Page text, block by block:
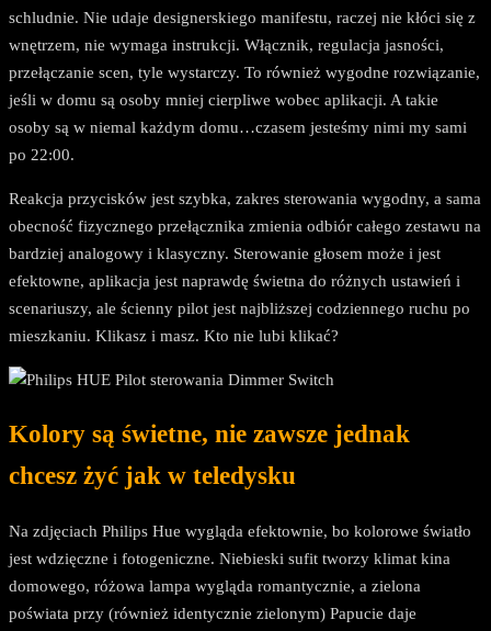
schludnie. Nie udaje designerskiego manifestu, raczej nie kłóci się z
wnętrzem, nie wymaga instrukcji. Włącznik, regulacja jasności,
przełączanie scen, tyle wystarczy. To również wygodne rozwiązanie,
jeśli w domu są osoby mniej cierpliwe wobec aplikacji. A takie
osoby są w niemal każdym domu…czasem jesteśmy nimi my sami
po 22:00.
Reakcja przycisków jest szybka, zakres sterowania wygodny, a sama
obecność fizycznego przełącznika zmienia odbiór całego zestawu na
bardziej analogowy i klasyczny. Sterowanie głosem może i jest
efektowne, aplikacja jest naprawdę świetna do różnych ustawień i
scenariuszy, ale ścienny pilot jest najbliższej codziennego ruchu po
mieszkaniu. Klikasz i masz. Kto nie lubi klikać?
Kolory są świetne, nie zawsze jednak
chcesz żyć jak w teledysku
Na zdjęciach Philips Hue wygląda efektownie, bo kolorowe światło
jest wdzięczne i fotogeniczne. Niebieski sufit tworzy klimat kina
domowego, różowa lampa wygląda romantycznie, a zielona
poświata przy (również identycznie zielonym) Papucie daje